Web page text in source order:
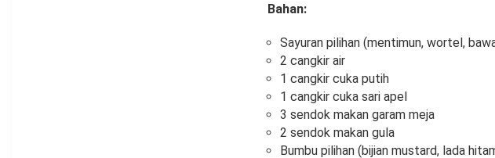
Bahan:
Sayuran pilihan (mentimun, wortel,
2 cangkir air
1 cangkir cuka putih
1 cangkir cuka sari apel
3 sendok makan garam meja
2 sendok makan gula
Bumbu pilihan (bijian mustard, lada